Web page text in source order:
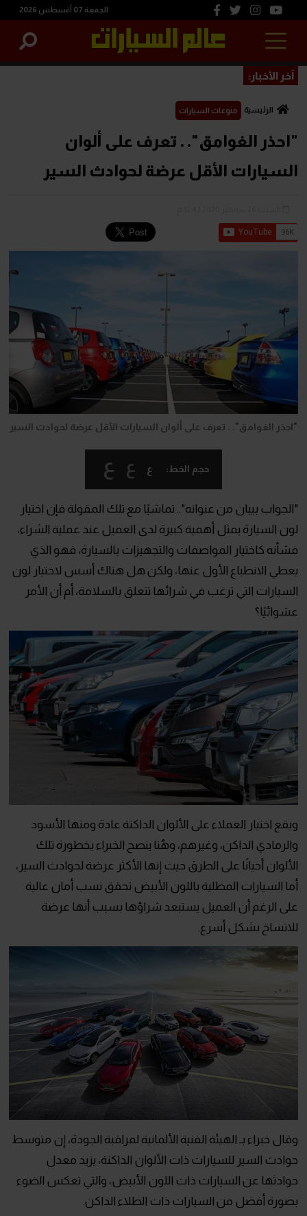
الجمعة 07 أغسطس 2026
آخر الأخبار:
الرئيسية منوعات السيارات
"احذر الغوامق". . تعرف على ألوان
السيارات الأقل عرضة لحوادث السير
"احذر الغوامق". . تعرف على ألوان السيارات الأقل عرضة لحوادث السير
حجم الخط: ع ع ع
"الجواب بيبان من عنوانه".. تماشيًا مع تلك المقولة فإن اختيار
لون السيارة يمثل أهمية كبيرة لدى العميل عند عملية الشراء،
فشأنه كاختيار المواصفات والتجهيزات بالسيارة، فهو الذي
يعطي الانطباع الأول عنها، ولكن هل هناك أسس لاختيار لون
السيارات التي ترغب في شرائها تتعلق بالسلامة، أم أن الأمر
عشوائيًا؟
ويقع اختيار العملاء على الألوان الداكنة عادة ومنها الأسود
والرمادي الداكن، وغيرهم، وهُنا ينصح الخبراء بخطورة تلك
الألوان أحيانًا على الطرق حيث إنها الأكثر عرضة لحوادث السير،
أما السيارات المطلية باللون الأبيض تحقق نسب أمان عالية
على الرغم أن العميل يستبعد شراؤها بسبب أنها عرضة
للاتساخ بشكل أسرع.
وقال خبراء بـ الهيئة الفنية الألمانية لمراقبة الجودة، إن متوسط
حوادث السير للسيارات ذات الألوان الداكنة، يزيد معدل
حوادثها عن السيارات ذات اللون الأبيض، والتي تعكس الضوء
بصورة أفضل من السيارات ذات الطلاء الداكن.